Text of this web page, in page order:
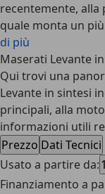
recentemente, alla
quale monta un
di più
Maserati Levante
Qui trovi una
Levante in sintesi
principali, alla
informazioni utili
Prezzo Dati Tecnici
Usato a partire da:
Finanziamento a